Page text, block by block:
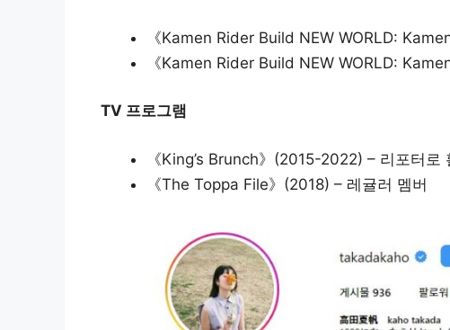
《Kamen Rider Build NEW WORLD:
《Kamen Rider Build NEW WORLD:
TV 프로그램
《King’s Brunch》(2015-2022) – 리포터로
《The Toppa File》(2018) – 레귤러 멤버